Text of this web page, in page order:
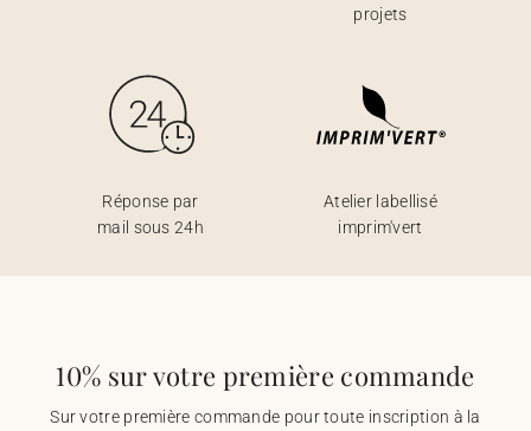
projets
Réponse par
mail sous 24h
Atelier labellisé
imprim'vert
10% sur votre première commande
Sur votre première commande pour toute inscription à la